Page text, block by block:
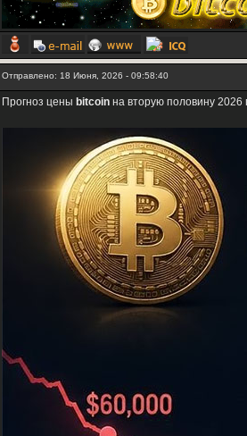
Отправлено: 18 Июня, 2026 - 09:58:40
Прогноз цены bitcoin на вторую половину 2026